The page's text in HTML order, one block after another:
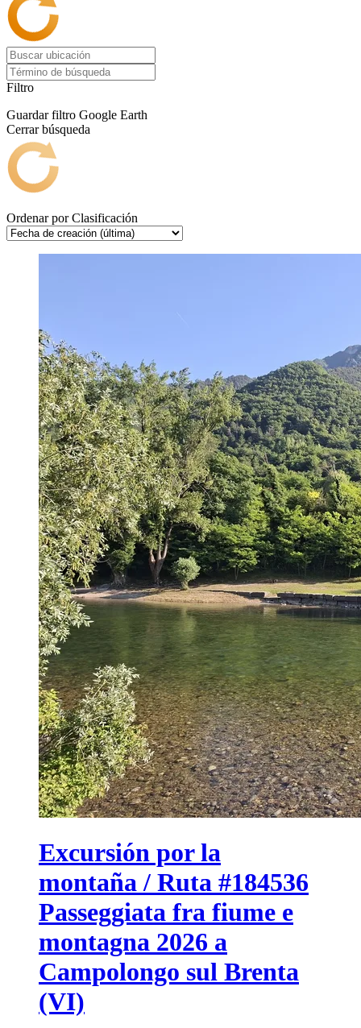
Filtro
Guardar filtro Google Earth
Cerrar búsqueda
Ordenar por Clasificación
Excursión por la
montaña / Ruta #184536
Passeggiata fra fiume e
montagna 2026 a
Campolongo sul Brenta
(VI)